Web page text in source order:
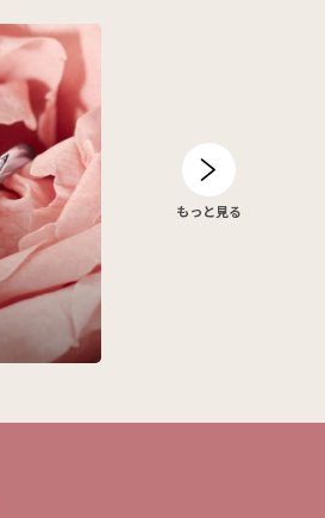
もっと見る